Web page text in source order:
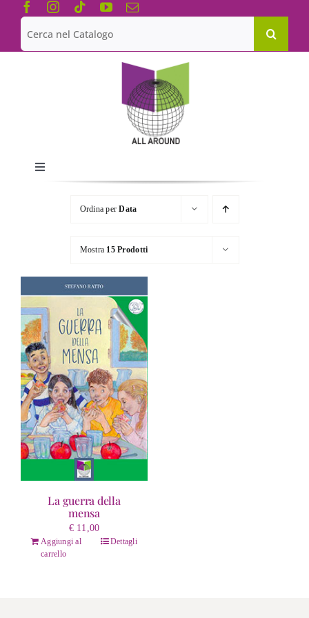
Salta
contenuto
Cerca
per:
Toggle
Navigation
Chi siamo
Le Collane
Catalogo
Ordina perData
Mostra 15 Prodotti
La guerra della
mensa
€11,00
Aggiungi al
carrello
Dettagli